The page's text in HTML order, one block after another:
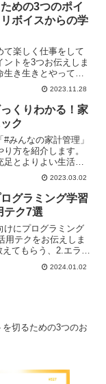
ます。
めの3つのポイ
ボイスからの学
て楽しく仕事をして
ントを3つお伝えしま
き生きとやってる
す。もう1つはちゃん
です。そして良い仕
リシーを持って仕事
す。
2023.11.28
くりわかる！家
ク
みんなの家計管理」
方を紹介します。
とよりよい生活の
のバランスをとるこ
場合は、家計簿は使
ートで資金繰り表を
体の収支をチェック
2023.03.02
グラミング学習
テク7選
けにプログラミング
用テクをお伝えしま
てもらう、2.エラー
、3.コメントを追加
つ解説してもらう、
2024.01.02
切るための3つのお